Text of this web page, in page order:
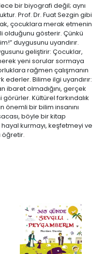
bir biyografi değil; aynı
Prof. Dr. Fuat Sezgin gibi
çocuklara merak etmenin
gösterir. Çünkü
duygusunu uyandırır.
geliştirir: Çocuklar,
yeni sorular sormaya
rağmen çalışmanın
Bilime ilgi uyandırır:
ibaret olmadığını, gerçek
Kültürel farkındalık
önemli bir bilim insanını
böyle bir kitap
kurmayı, keşfetmeyi ve
öğretir.